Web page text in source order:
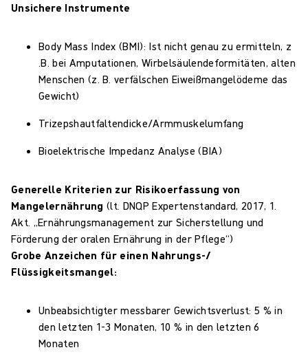
Unsichere Instrumente
Body Mass Index (BMI): Ist nicht genau zu ermitteln, z
.B. bei Amputationen, Wirbelsäulendeformitäten, alten
Menschen (z. B. verfälschen Eiweißmangelödeme das
Gewicht)
Trizepshautfaltendicke/Armmuskelumfang
Bioelektrische Impedanz Analyse (BIA)
Generelle Kriterien zur Risikoerfassung von
Mangelernährung (lt. DNQP Expertenstandard, 2017, 1.
Akt. „Ernährungsmanagement zur Sicherstellung und
Förderung der oralen Ernährung in der Pflege“)
Grobe Anzeichen für einen Nahrungs-/
Flüssigkeitsmangel:
Unbeabsichtigter messbarer Gewichtsverlust: 5 % in
den letzten 1-3 Monaten, 10 % in den letzten 6
Monaten